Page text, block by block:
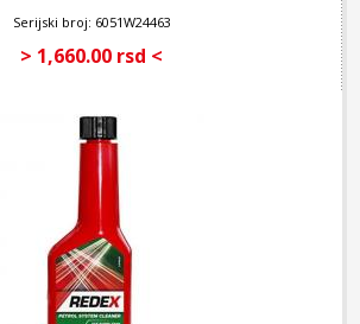
Serijski broj: 6051W24463
> 1,660.00 rsd <